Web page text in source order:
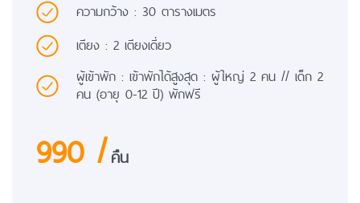
ความกว้าง : 30 ตารางเมตร
เตียง : 2 เตียงเดี่ยว
ผู้เข้าพัก : เข้าพักได้สูงสุด : ผู้ใหญ่ 2 คน // เด็ก 2
คน (อายุ 0-12 ปี) พักฟรี
990 /คืน